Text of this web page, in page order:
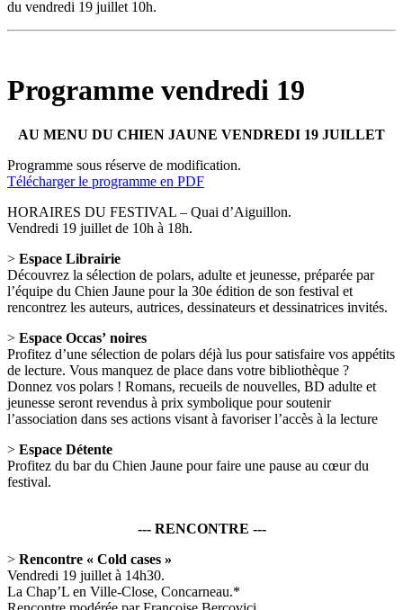
du vendredi 19 juillet 10h.
Programme vendredi 19
AU MENU DU CHIEN JAUNE VENDREDI 19 JUILLET
Programme sous réserve de modification.
Télécharger le programme en PDF
HORAIRES DU FESTIVAL – Quai d’Aiguillon.
Vendredi 19 juillet de 10h à 18h.
> Espace Librairie
Découvrez la sélection de polars, adulte et jeunesse, préparée par
l’équipe du Chien Jaune pour la 30e édition de son festival et
rencontrez les auteurs, autrices, dessinateurs et dessinatrices invités.
> Espace Occas’ noires
Profitez d’une sélection de polars déjà lus pour satisfaire vos appétits
de lecture. Vous manquez de place dans votre bibliothèque ?
Donnez vos polars ! Romans, recueils de nouvelles, BD adulte et
jeunesse seront revendus à prix symbolique pour soutenir
l’association dans ses actions visant à favoriser l’accès à la lecture
> Espace Détente
Profitez du bar du Chien Jaune pour faire une pause au cœur du
festival.
--- RENCONTRE ---
> Rencontre « Cold cases »
Vendredi 19 juillet à 14h30.
La Chap’L en Ville-Close, Concarneau.*